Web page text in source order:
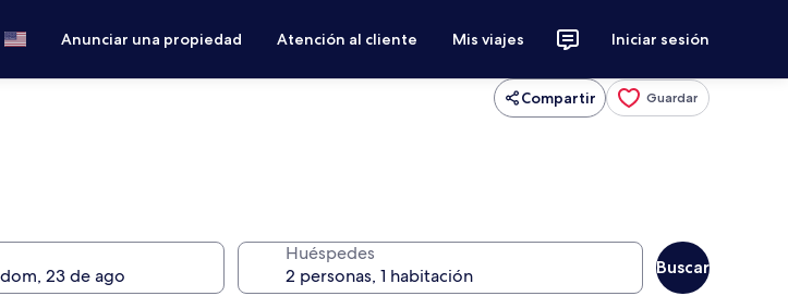
Anunciar una propiedad Atención al cliente Mis viajes Iniciar sesión
Compartir Guardar
Huéspedes
Buscar